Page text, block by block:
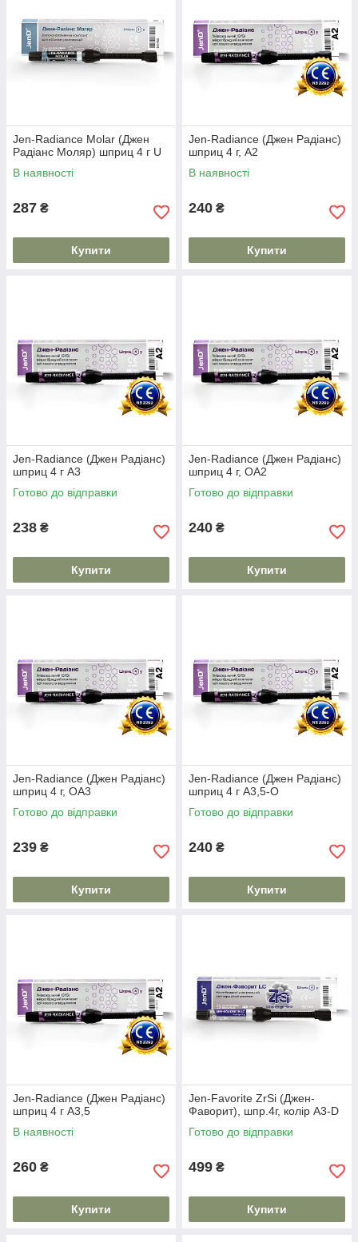
Jen-Radiance Molar (Джен
Радіанс Моляр) шприц 4 г U
В наявності
287 ₴
Купити
Jen-Radiance (Джен Радіанс)
шприц 4 г, A2
В наявності
240 ₴
Купити
Jen-Radiance (Джен Радіанс)
шприц 4 г A3
Готово до відправки
238 ₴
Купити
Jen-Radiance (Джен Радіанс)
шприц 4 г, OA2
Готово до відправки
240 ₴
Купити
Jen-Radiance (Джен Радіанс)
шприц 4 г, OA3
Готово до відправки
239 ₴
Купити
Jen-Radiance (Джен Радіанс)
шприц 4 г A3,5-О
Готово до відправки
240 ₴
Купити
Jen-Radiance (Джен Радіанс)
шприц 4 г A3,5
В наявності
260 ₴
Купити
Jen-Favorite ZrSi (Джен-
Фаворит), шпр.4г, колір А3-D
Готово до відправки
499 ₴
Купити